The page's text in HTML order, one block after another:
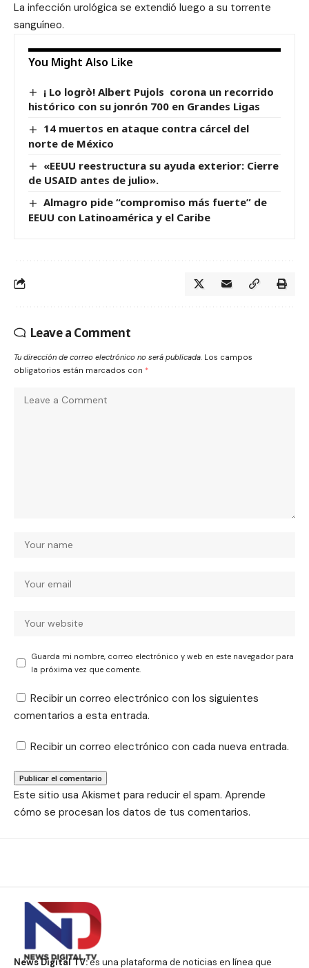
La infección urológica se extendió luego a su torrente
sanguíneo.
You Might Also Like
¡ Lo logrò! Albert Pujols corona un recorrido
histórico con su jonrón 700 en Grandes Ligas
14 muertos en ataque contra cárcel del
norte de México
«EEUU reestructura su ayuda exterior: Cierre
de USAID antes de julio».
Almagro pide “compromiso más fuerte” de
EEUU con Latinoamérica y el Caribe
Leave a Comment
Tu dirección de correo electrónico no será publicada. Los campos
obligatorios están marcados con *
Guarda mi nombre, correo electrónico y web en este navegador para
la próxima vez que comente.
Recibir un correo electrónico con los siguientes
comentarios a esta entrada.
Recibir un correo electrónico con cada nueva entrada.
Este sitio usa Akismet para reducir el spam. Aprende
cómo se procesan los datos de tus comentarios.
News Digital TV:es una plataforma de noticias en línea que